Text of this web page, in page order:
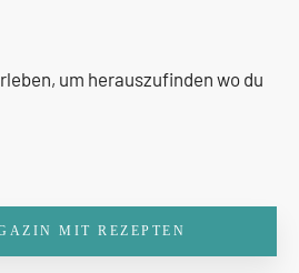
um herauszufinden wo du
MIT REZEPTEN